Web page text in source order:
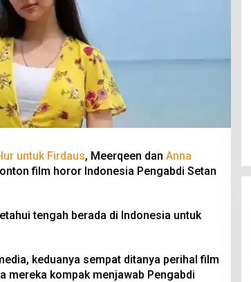
untuk Firdaus, Meerqeen dan Anna
film horor Indonesia Pengabdi Setan
tengah berada di Indonesia untuk
keduanya sempat ditanya perihal film
mereka kompak menjawab Pengabdi